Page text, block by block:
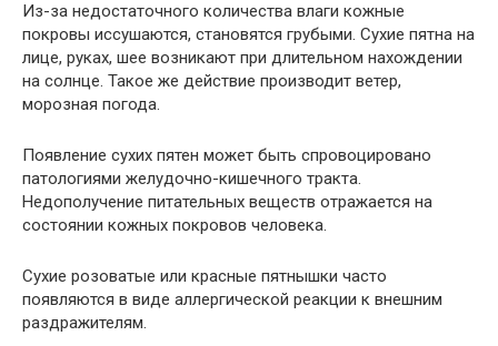
Из-за недостаточного количества влаги кожные
покровы иссушаются, становятся грубыми. Сухие пятна на
лице, руках, шее возникают при длительном нахождении
на солнце. Такое же действие производит ветер,
морозная погода.
Появление сухих пятен может быть спровоцировано
патологиями желудочно-кишечного тракта.
Недополучение питательных веществ отражается на
состоянии кожных покровов человека.
Сухие розоватые или красные пятнышки часто
появляются в виде аллергической реакции к внешним
раздражителям.